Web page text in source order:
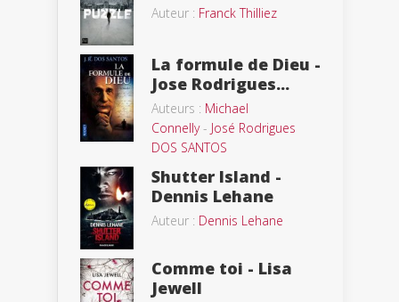
Auteur : Franck Thilliez
La formule de Dieu -
Jose Rodrigues...
Auteurs : Michael
Connelly- José Rodrigues
DOS SANTOS
Shutter Island -
Dennis Lehane
Auteur : Dennis Lehane
Comme toi - Lisa
Jewell